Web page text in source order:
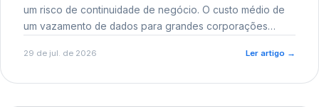
um risco de continuidade de negócio. O custo médio de
um vazamento de dados para grandes corporações
reputacional e o risco regulatório junto a órgãos como a
29 de jul. de 2026 Ler artigo →